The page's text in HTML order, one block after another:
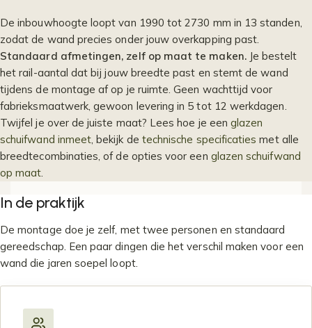
De inbouwhoogte loopt van 1990 tot 2730 mm in 13 standen,
zodat de wand precies onder jouw overkapping past.
Standaard afmetingen, zelf op maat te maken.Je bestelt
het rail-aantal dat bij jouw breedte past en stemt de wand
tijdens de montage af op je ruimte. Geen wachttijd voor
fabrieksmaatwerk, gewoon levering in 5 tot 12 werkdagen.
Twijfel je over de juiste maat? Lees hoe je eenglazen
schuifwand inmeet, bekijk de technische specificaties met alle
breedtecombinaties, of de opties voor een glazen schuifwand
op maat.
In de praktijk
De montage doe je zelf, met twee personen en standaard
gereedschap. Een paar dingen die het verschil maken voor een
wand die jaren soepel loopt.